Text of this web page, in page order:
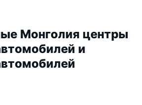
Монголия центры
и